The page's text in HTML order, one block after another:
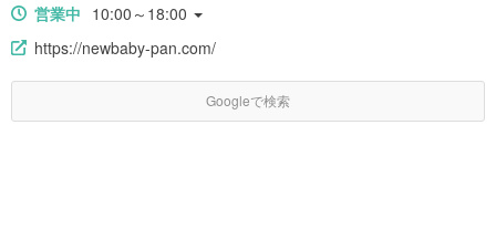
営業中 10:00～18:00
https://newbaby-pan.com/
Googleで検索